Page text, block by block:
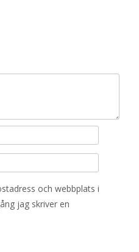
och webbplats i
jag skriver en